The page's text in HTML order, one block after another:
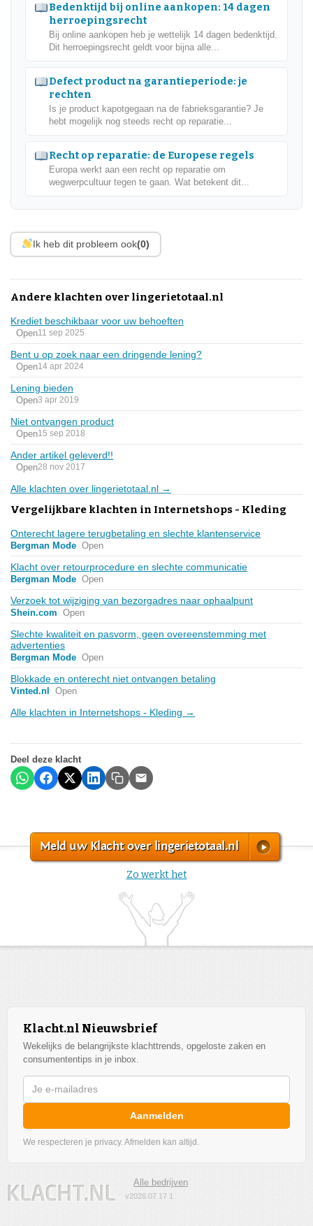
Bedenktijd bij online aankopen: 14 dagen
herroepingsrecht
Bij online aankopen heb je wettelijk 14 dagen bedenktijd.
Dit herroepingsrecht geldt voor bijna alle...
Defect product na garantieperiode: je
rechten
Is je product kapotgegaan na de fabrieksgarantie? Je
hebt mogelijk nog steeds recht op reparatie...
Recht op reparatie: de Europese regels
Europa werkt aan een recht op reparatie om
wegwerpcultuur tegen te gaan. Wat betekent dit...
Ik heb dit probleem ook(0)
Andere klachten over lingerietotaal.nl
Krediet beschikbaar voor uw behoeften
Open11 sep 2025
Bent u op zoek naar een dringende lening?
Open14 apr 2024
Lening bieden
Open3 apr 2019
Niet ontvangen product
Open15 sep 2018
Ander artikel geleverd!!
Open28 nov 2017
Alle klachten over lingerietotaal.nl →
Vergelijkbare klachten in Internetshops - Kleding
Onterecht lagere terugbetaling en slechte klantenservice
Bergman Mode Open
Klacht over retourprocedure en slechte communicatie
Bergman Mode Open
Verzoek tot wijziging van bezorgadres naar ophaalpunt
Shein.com Open
Slechte kwaliteit en pasvorm, geen overeenstemming met
advertenties
Bergman Mode Open
Blokkade en onterecht niet ontvangen betaling
Vinted.nl Open
Alle klachten in Internetshops - Kleding →
Deel deze klacht
Meld uw Klacht over lingerietotaal.nl
Zo werkt het
Klacht.nl Nieuwsbrief
Wekelijks de belangrijkste klachttrends, opgeloste zaken en
consumententips in je inbox.
Aanmelden
We respecteren je privacy. Afmelden kan altijd.
Alle bedrijven
v2026.07.17.1